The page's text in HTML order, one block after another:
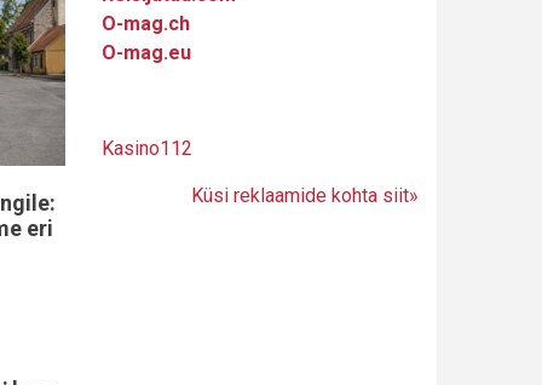
eri
O-mag.ch
O-mag.eu
Kasino112
Küsi reklaamide kohta siit»